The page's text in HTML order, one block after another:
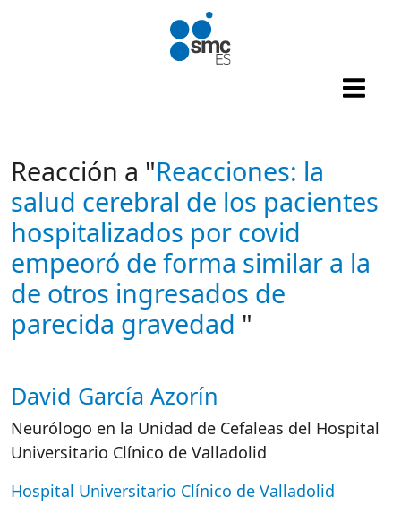
Pasar al contenido principal
Reacción a "Reacciones: la
salud cerebral de los pacientes
hospitalizados por covid
empeoró de forma similar a la
de otros ingresados de
parecida gravedad "
Autor/es reacciones
David García Azorín
Neurólogo en la Unidad de Cefaleas del Hospital
Universitario Clínico de Valladolid
Hospital Universitario Clínico de Valladolid